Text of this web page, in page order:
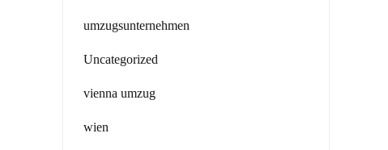
umzugsunternehmen
Uncategorized
vienna umzug
wien